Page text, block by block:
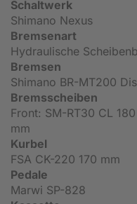
Schaltwerk
Shimano Nexus
Bremsenart
Hydraulische
Bremsen
Shimano BR-MT200
Bremsscheiben
Front: SM-RT30 CL
mm
Kurbel
FSA CK-220 170 mm
Pedale
Marwi SP-828